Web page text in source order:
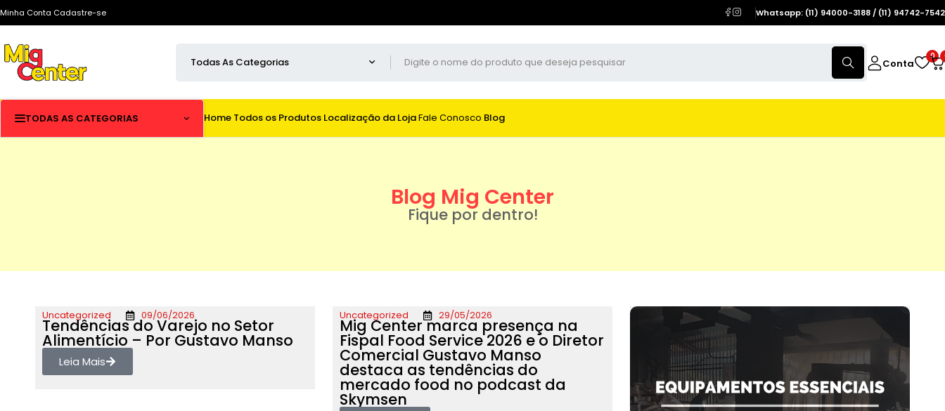
Minha Conta Cadastre-se Whatsapp: (11) 94000-3188 / (11) 94742-7542
Conta
0
TODAS AS CATEGORIAS Home Todos os Produtos Localização da LojaFale Conosco Blog
Blog Mig Center
Fique por dentro!
Uncategorized 09/06/2026
Tendências do Varejo no Setor
Alimentício – Por Gustavo Manso
Leia Mais
Uncategorized 29/05/2026
Mig Center marca presença na
Fispal Food Service 2026 e o Diretor
Comercial Gustavo Manso
destaca as tendências do
mercado food no podcast da
Skymsen